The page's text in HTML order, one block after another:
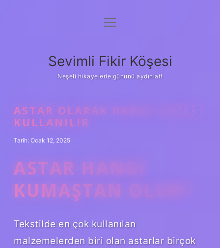
Anasayfa
Yasal Uyarı
menüyü
Sevimli Fikir Köşesi
Neşeli hikayelerle gününü aydınlat!
ASTAR OLARAK HANGI KUMAŞ
KULLANILIR
Tarih: Ocak 12, 2025
ASTAR HANGI
KUMAŞTAN OLUR?
Tekstilde en çok kullanılan
malzemelerden biri olan astarlar birçok